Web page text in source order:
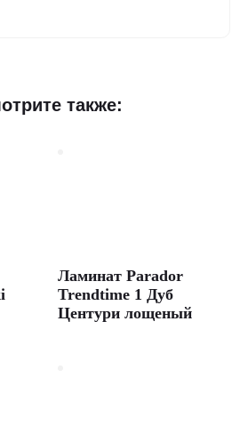
также:
Ламинат Parador
Trendtime 1 Дуб
Центури лощеный